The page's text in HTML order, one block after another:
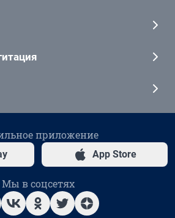
приложение
App Store
Мы в соцсетях